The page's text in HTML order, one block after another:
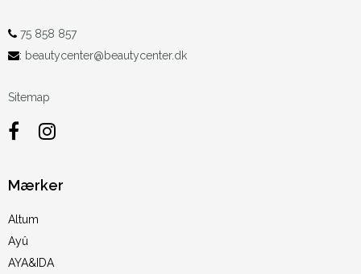
75 858 857
: beautycenter@beautycenter.dk
Sitemap
Mærker
Altum
Ayû
AYA&IDA